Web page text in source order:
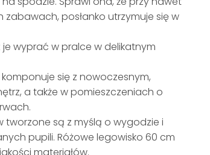
posłanko utrzymuje się w
je wyprać w pralce w delikatnym
komponuje się z nowoczesnym,
a także w pomieszczeniach o
tworzone są z myślą o wygodzie i
pupili. Różowe legowisko 60 cm
materiałów.